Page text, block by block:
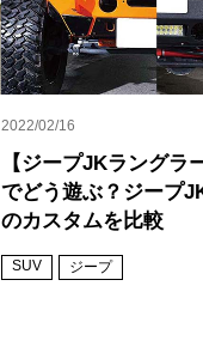
2022/02/16
【ジープJKラングラ
でどう遊ぶ？ジープ
のカスタムを比較
SUV ジープ